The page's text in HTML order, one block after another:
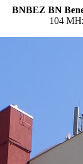
BNBEZ BN
104